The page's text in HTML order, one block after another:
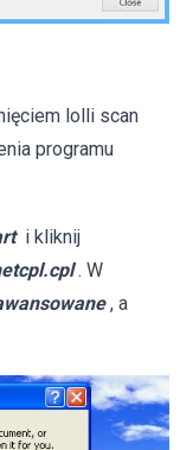
lolli scan
programu
i kliknij
. W
, a